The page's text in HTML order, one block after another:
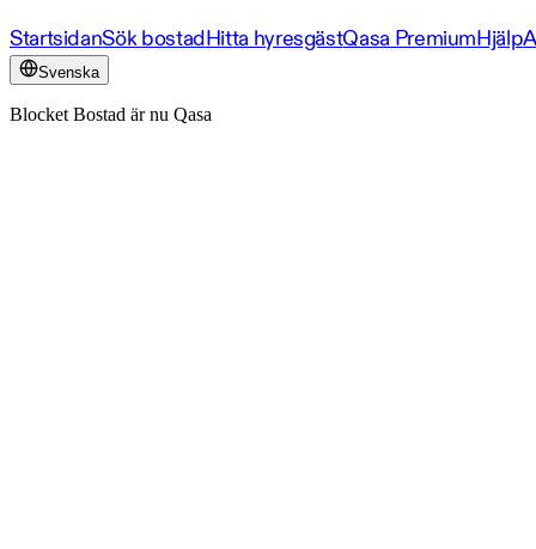
StartsidanSök bostadHitta hyresgästQasa PremiumHjälp
Svenska
Blocket Bostad är nu Qasa